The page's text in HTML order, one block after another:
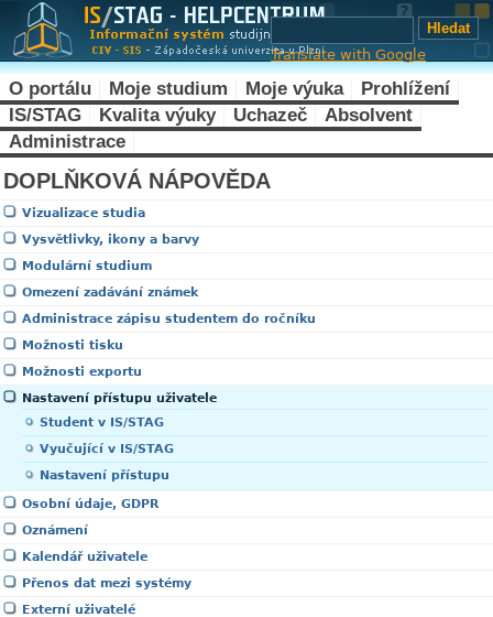
Translate with Google
O portálu Moje studium Moje výuka
Prohlížení
IS/STAG
Kvalita výuky Uchazeč
Absolvent
Administrace
DOPLŇKOVÁ NÁPOVĚDA
Vizualizace studia
Vysvětlivky, ikony a barvy
Modulární studium
Omezení zadávání známek
Administrace zápisu studentem do ročníku
Možnosti tisku
Možnosti exportu
Nastavení přístupu uživatele
Student v IS/STAG
Vyučující v IS/STAG
Nastavení přístupu
Osobní údaje, GDPR
Oznámení
Kalendář uživatele
Přenos dat mezi systémy
Externí uživatelé